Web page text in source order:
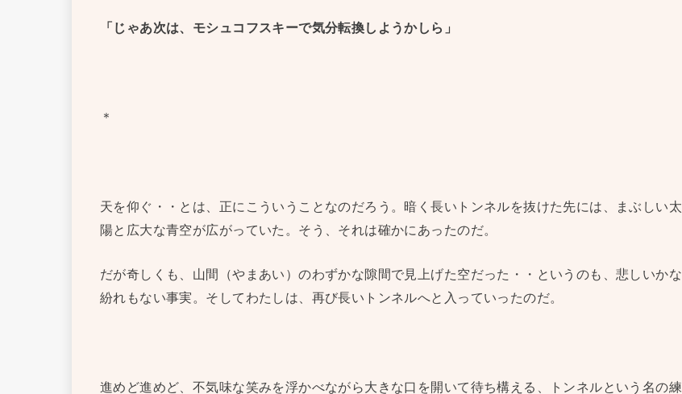
「じゃあ次は、モシュコフスキーで気分転換しようかしら」
＊
天を仰ぐ・・とは、正にこういうことなのだろう。暗く長いトンネルを抜けた先には、まぶしい太
陽と広大な青空が広がっていた。そう、それは確かにあったのだ。
だが奇しくも、山間（やまあい）のわずかな隙間で見上げた空だった・・というのも、悲しいかな
紛れもない事実。そしてわたしは、再び長いトンネルへと入っていったのだ。
進めど進めど、不気味な笑みを浮かべながら大きな口を開いて待ち構える、トンネルという名の練